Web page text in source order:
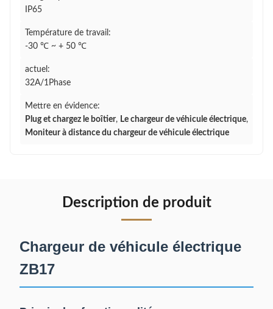
IP65
Température de travail:
-30 ℃ ~ + 50 ℃
actuel:
32A/1Phase
Mettre en évidence:
Plug et chargez le boîtier, Le chargeur de véhicule électrique,
Moniteur à distance du chargeur de véhicule électrique
Description de produit
Chargeur de véhicule électrique
ZB17